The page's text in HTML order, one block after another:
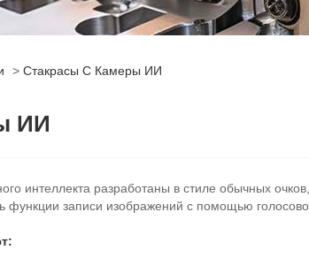
> Стакрасы С Камеры ИИ
ИИ
интеллекта разработаны в стиле обычных
функции записи изображений с помощью